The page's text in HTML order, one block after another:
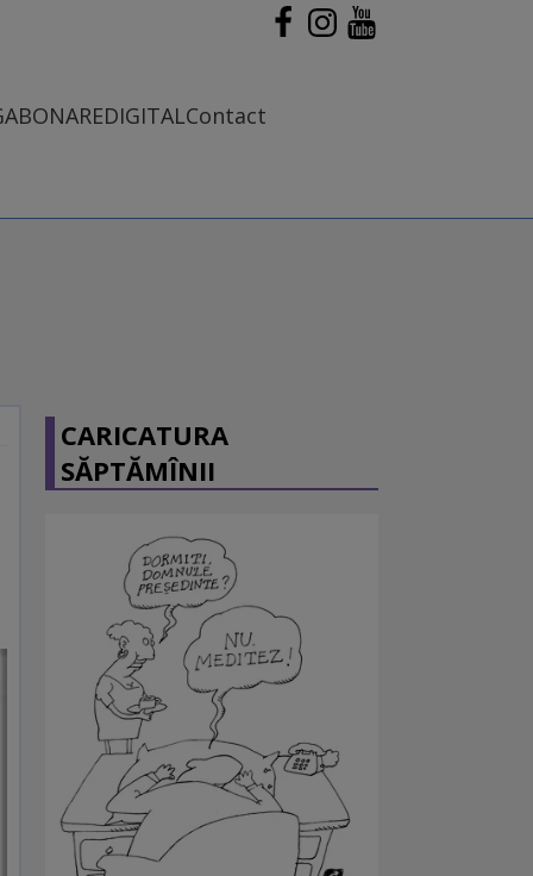
ABONAREDIGITALContact
CARICATURA
SĂPTĂMÎNII